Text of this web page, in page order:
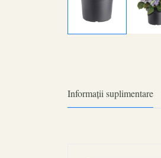
Informații suplimentare